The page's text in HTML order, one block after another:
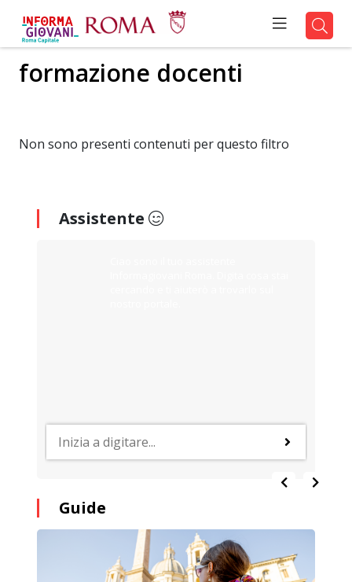
formazione docenti
Non sono presenti contenuti per questo filtro
Assistente
Guide